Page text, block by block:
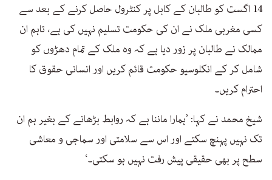
14 اگست کو طالبان کے کابل پر کنٹرول حاصل کرنے کے بعد سے
کسی مغربی ملک نے ان کی حکومت تسلیم نہیں کی ہے، تاہم ان
ممالک نے طالبان پر زور دیا ہے کہ وہ ملک کے تمام دھڑوں کو
شامل کر کے انکلوسیو حکومت قائم کریں اور انسانی حقوق کا
احترام کریں۔
شیخ محمد نے کہا: ’ہمارا ماننا ہے کہ روابط بڑھانے کے بغیر ہم ان
تک نہیں پہنچ سکتے اور اس سے سلامتی اور سماجی و معاشی
سطح پر بھی حقیقی پیش رفت نہیں ہو سکتی۔‘